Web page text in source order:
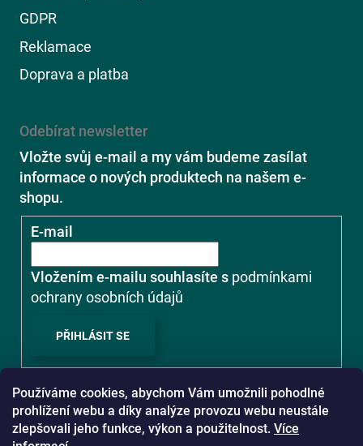
Používáme cookies, abychom Vám umožnili pohodlné
prohlížení webu a díky analýze provozu webu neustále
zlepšovali jeho funkce, výkon a použitelnost. Více
GDPR
Reklamace
Doprava a platba
Odebírat newsletter
Vložte svůj e-mail a my vám budeme zasílat
informace o nových produktech na našem e-
shopu.
E-mail
Vložením e-mailu souhlasíte s podmínkami
ochrany osobních údajů
PŘIHLÁSIT SE
www.emspoma.cz